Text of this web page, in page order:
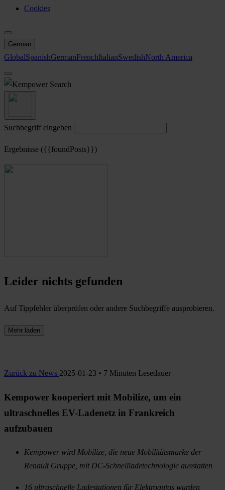
Cookies
German
GlobalSpanishGermanFrenchItalianSwedishNorth America
Search
Suchbegriff eingeben
Ergebnisse ({{foundPosts}})
Leider nichts gefunden
Auf Tippfehler überprüfen oder andere Suchbegriffe ausprobieren.
Mehr laden
Zurück zu News 2025-01-23 • 7 Minuten Lesedauer
Kempower kooperiert mit Mobilize, um ein
ultraschnelles EV-Ladenetz in Frankreich
aufzubauen
Kempower wird Mobilize, die neue Mobilitätsmarke der
Renault Gruppe, mit DC-Schnellladetechnologie ausstatten
16 ultraschnelle Ladestationen für Elektroautos wurden